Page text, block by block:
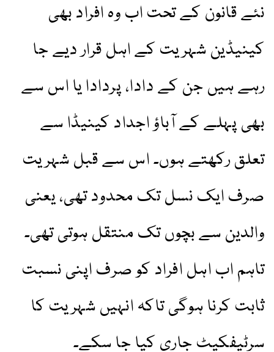
نئے قانون کے تحت اب وہ افراد بھی
کینیڈین شہریت کے اہل قرار دیے جا
رہے ہیں جن کے دادا، پردادا یا اس سے
بھی پہلے کے آباؤ اجداد کینیڈا سے
تعلق رکھتے ہوں۔ اس سے قبل شہریت
صرف ایک نسل تک محدود تھی، یعنی
والدین سے بچوں تک منتقل ہوتی تھی۔
تاہم اب اہل افراد کو صرف اپنی نسبت
ثابت کرنا ہوگی تاکہ انہیں شہریت کا
سرٹیفکیٹ جاری کیا جا سکے۔